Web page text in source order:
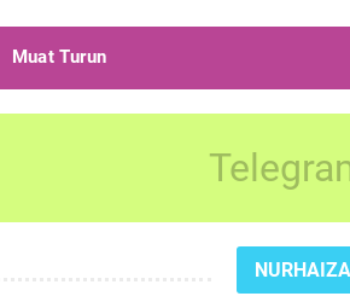
Muat Turun